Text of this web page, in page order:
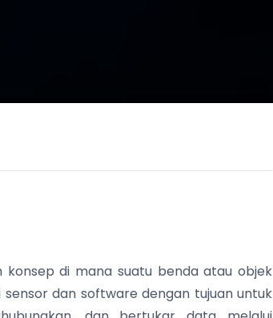
konsep di mana suatu benda atau objek
dan software dengan tujuan untuk